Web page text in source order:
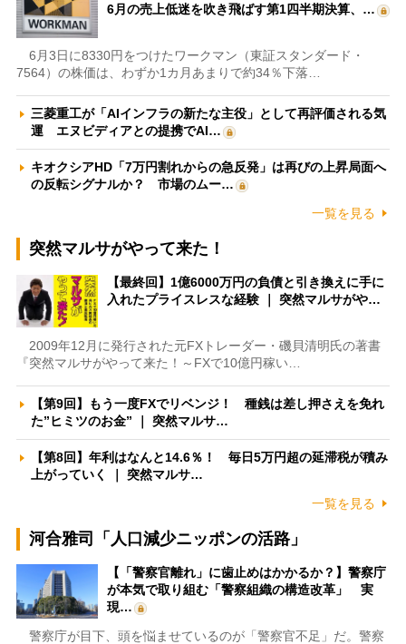
6月の売上低迷を吹き飛ばす第1四半期決算、…
6月3日に8330円をつけたワークマン（東証スタンダード・
7564）の株価は、わずか1カ月あまりで約34％下落…
三菱重工が「AIインフラの新たな主役」として再評価される気
運 エヌビディアとの提携でAI…
キオクシアHD「7万円割れからの急反発」は再びの上昇局面へ
の反転シグナルか？ 市場のムー…
一覧を見る
突然マルサがやって来た！
【最終回】1億6000万円の負債と引き換えに手に
入れたプライスレスな経験 ｜ 突然マルサがや…
2009年12月に発行された元FXトレーダー・磯貝清明氏の著書
『突然マルサがやって来た！～FXで10億円稼い…
【第9回】もう一度FXでリベンジ！ 種銭は差し押さえを免れ
た”ヒミツのお金” ｜ 突然マルサ…
【第8回】年利はなんと14.6％！ 毎日5万円超の延滞税が積み
上がっていく ｜ 突然マルサ…
一覧を見る
河合雅司「人口減少ニッポンの活路」
【「警察官離れ」に歯止めはかかるか？】警察庁
が本気で取り組む「警察組織の構造改革」 実
現…
警察庁が目下、頭を悩ませているのが「警察官不足」だ。警察